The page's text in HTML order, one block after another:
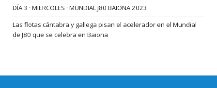
DÍA 3 · MIERCOLES · MUNDIAL J80 BAIONA 2023
Las flotas cántabra y gallega pisan el acelerador en el Mundial
de J80 que se celebra en Baiona